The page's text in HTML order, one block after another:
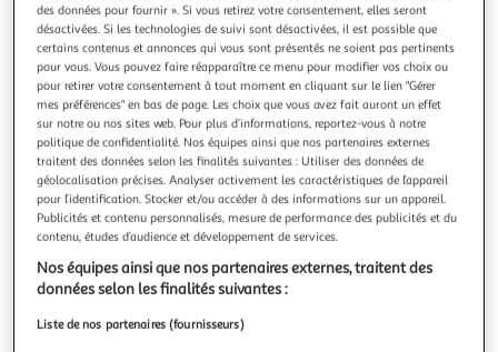
Illustration
précédente
Illustration
suivante
ATMOSPHERA
Lot de 2 Chaises Design Cleon 96cm Beige
Informations Techniques : Dimensions : L. 49 x l. 56 x H. 96
cm Assise : H. 48 cm Matières : Bois (Bouleau & Hevea) &
Mousse Polyuréthane Spécificités : Tendance & Pratique Lot
de 2 Chaises design Assise Confortable Poids : 4,97 kg
Couleur : Beige
En savoir +
Vous voulez connaître le prix de ce produit ?
des données pour fournir ». Si vous retirez votre consentement, elles seront
désactivées. Si les technologies de suivi sont désactivées, il est possible que
certains contenus et annonces qui vous sont présentés ne soient pas pertinents
pour vous. Vous pouvez faire réapparaître ce menu pour modifier vos choix ou
pour retirer votre consentement à tout moment en cliquant sur le lien "Gérer
mes préférences" en bas de page. Les choix que vous avez fait auront un effet
sur notre ou nos sites web. Pour plus d’informations, reportez-vous à notre
politique de confidentialité. Nos équipes ainsi que nos partenaires externes
traitent des données selon les finalités suivantes : Utiliser des données de
géolocalisation précises. Analyser activement les caractéristiques de l’appareil
pour l’identification. Stocker et/ou accéder à des informations sur un appareil.
Publicités et contenu personnalisés, mesure de performance des publicités et du
contenu, études d’audience et développement de services.
Nos équipes ainsi que nos partenaires externes, traitent des
données selon les finalités suivantes :
Liste de nos partenaires (fournisseurs)